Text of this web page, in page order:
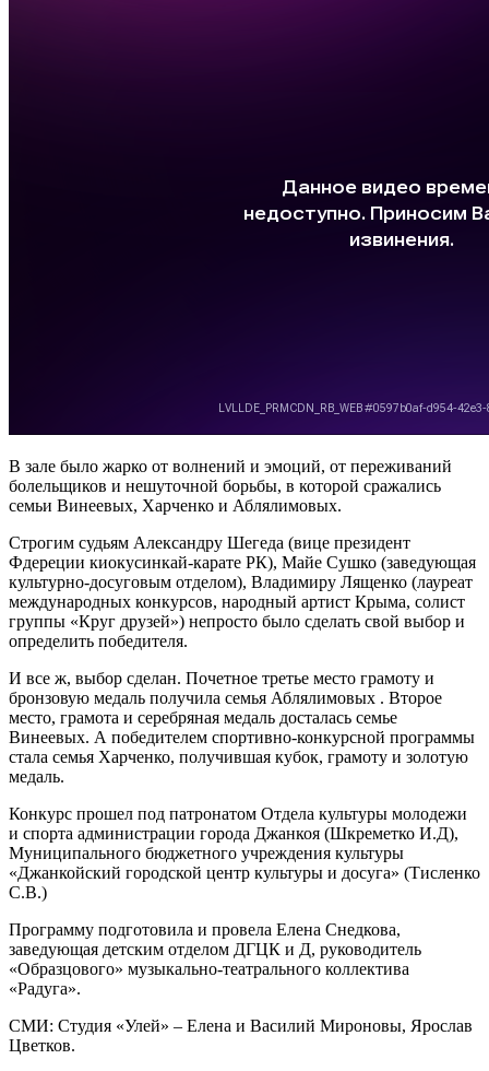
В зале было жарко от волнений и эмоций, от переживаний
болельщиков и нешуточной борьбы, в которой сражались
семьи Винеевых, Харченко и Аблялимовых.
Строгим судьям Александру Шегеда (вице президент
Фдереции киокусинкай-карате РК), Майе Сушко (заведующая
культурно-досуговым отделом), Владимиру Лященко (лауреат
международных конкурсов, народный артист Крыма, солист
группы «Круг друзей») непросто было сделать свой выбор и
определить победителя.
И все ж, выбор сделан. Почетное третье место грамоту и
бронзовую медаль получила семья Аблялимовых . Второе
место, грамота и серебряная медаль досталась семье
Винеевых. А победителем спортивно-конкурсной программы
стала семья Харченко, получившая кубок, грамоту и золотую
медаль.
Конкурс прошел под патронатом Отдела культуры молодежи
и спорта администрации города Джанкоя (Шкреметко И.Д),
Муниципального бюджетного учреждения культуры
«Джанкойский городской центр культуры и досуга» (Тисленко
С.В.)
Программу подготовила и провела Елена Снедкова,
заведующая детским отделом ДГЦК и Д, руководитель
«Образцового» музыкально-театрального коллектива
«Радуга».
СМИ: Студия «Улей» – Елена и Василий Мироновы, Ярослав
Цветков.